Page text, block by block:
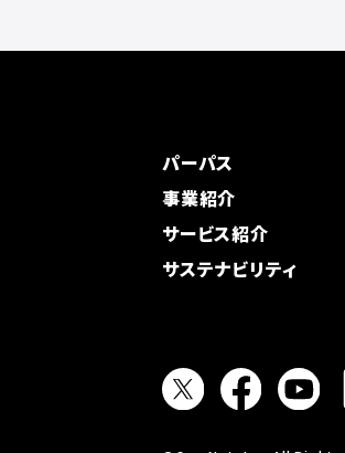
パーパス
事業紹介
サービス紹介
サステナビリティ